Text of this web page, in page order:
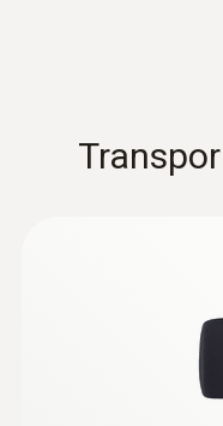
0560 2549 02
Smart Probe